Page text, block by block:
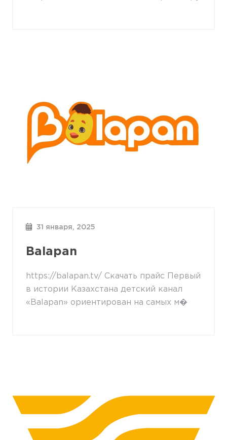
31 января, 2025
Balapan
https://balapan.tv/ Скачать прайс Первый
в истории Казахстана детский канал
«Balapan» ориентирован на самых м�